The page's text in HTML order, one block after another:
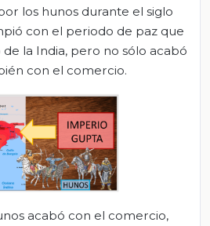
los hunos durante el siglo
con el periodo de paz que
de la India, pero no sólo acabó
con el comercio.
acabó con el comercio,